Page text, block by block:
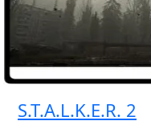
S.T.A.L.K.E.R. 2